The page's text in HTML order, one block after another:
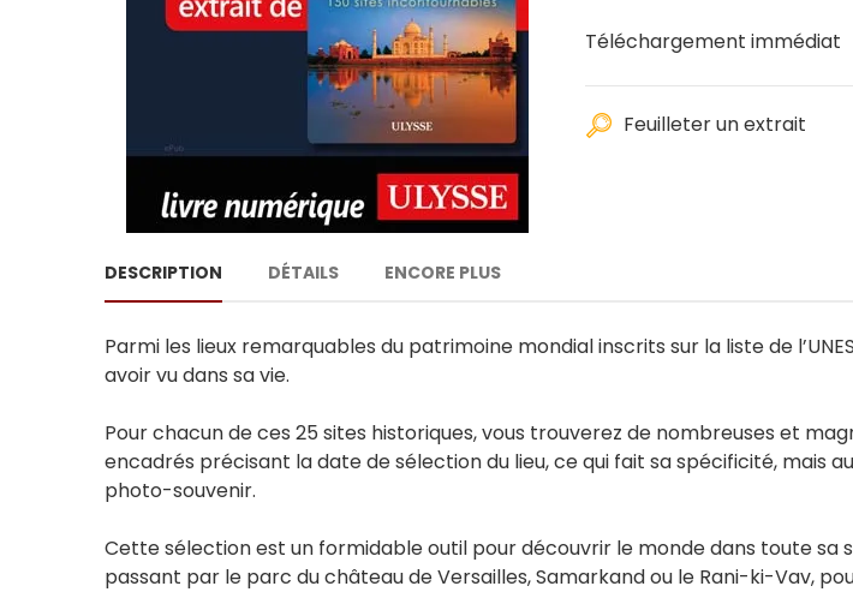
Téléchargement immédiat
Feuilleter un extrait
DESCRIPTION DÉTAILS ENCORE PLUS
Parmi les lieux remarquables du patrimoine mondial inscrits sur la liste de
avoir vu dans sa vie.
Pour chacun de ces 25 sites historiques, vous trouverez de nombreuses et
encadrés précisant la date de sélection du lieu, ce qui fait sa spécificité, mais
photo-souvenir.
Cette sélection est un formidable outil pour découvrir le monde dans toute sa
passant par le parc du château de Versailles, Samarkand ou le Rani-ki-Vav,